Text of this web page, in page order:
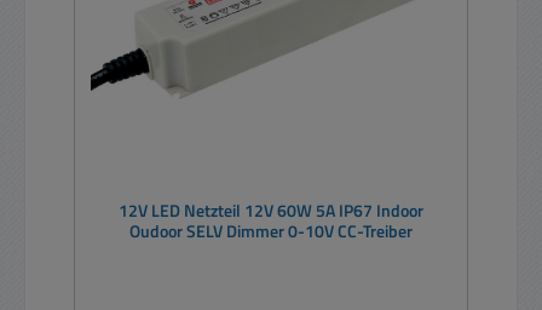
12V LED Netzteil 12V 60W 5A IP67 Indoor
Oudoor SELV Dimmer 0-10V CC-Treiber